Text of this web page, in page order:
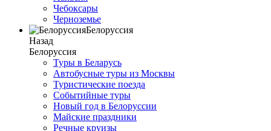
Чебоксары
Черноземье
Белоруссия
Назад
Белоруссия
Туры в Беларусь
Автобусные туры из Москвы
Туристические поезда
Событийные туры
Новый год в Белоруссии
Майские праздники
Речные круизы